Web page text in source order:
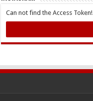
Can not find the Access Token!